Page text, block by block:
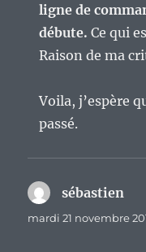
ligne de
débute. Ce qui
Raison de ma
Voila, j’espère
passé.
sébastien
mardi 21 novembre